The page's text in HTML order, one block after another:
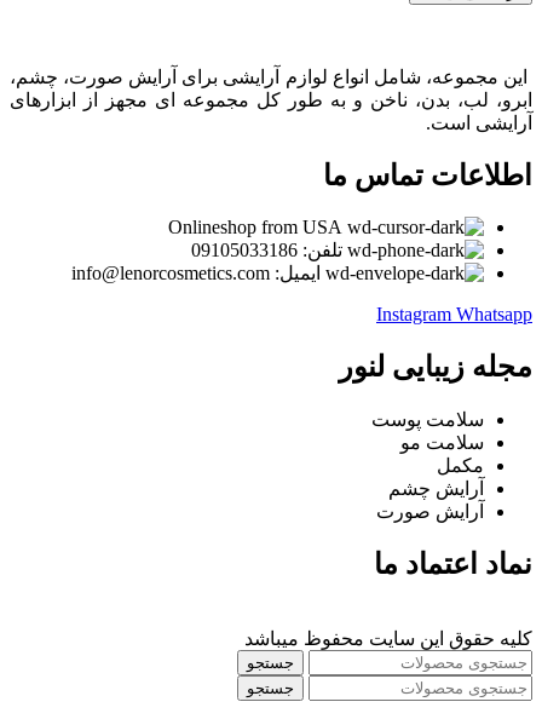
این مجموعه، شامل انواع لوازم آرایشی برای آرایش صورت، چشم،
ابرو، لب، بدن، ناخن و به طور کل مجموعه ای مجهز از ابزارهای
آرایشی است.
اطلاعات تماس ما
Onlineshop from USA
تلفن: 09105033186
ایمیل: info@lenorcosmetics.com
Instagram Whatsapp
مجله زیبایی لنور
سلامت پوست
سلامت مو
مکمل
آرایش چشم
آرایش صورت
نماد اعتماد ما
کلیه حقوق این سایت محفوظ میباشد
جستجو
جستجو